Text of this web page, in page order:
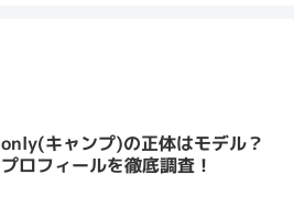
only(キャンプ)の正体はモデル？
プロフィールを徹底調査！